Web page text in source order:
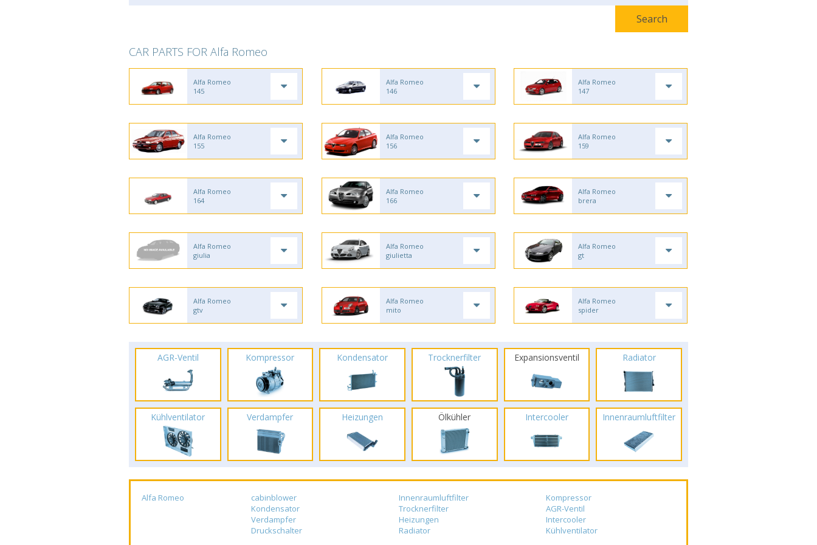
CAR PARTS FOR Alfa Romeo
Alfa Romeo
145
Alfa Romeo
146
Alfa Romeo
147
Alfa Romeo
155
Alfa Romeo
156
Alfa Romeo
159
Alfa Romeo
164
Alfa Romeo
166
Alfa Romeo
brera
Alfa Romeo
giulia
Alfa Romeo
giulietta
Alfa Romeo
gt
Alfa Romeo
gtv
Alfa Romeo
mito
Alfa Romeo
spider
AGR-Ventil Kompressor Kondensator Trocknerfilter Expansionsventil Radiator
Kühlventilator Verdampfer Heizungen Ölkühler Intercooler Innenraumluftfilter
Alfa Romeo cabinblower Innenraumluftfilter
Kompressor
Kondensator
Trocknerfilter
AGR-Ventil
Verdampfer
Heizungen
Intercooler
Druckschalter
Radiator Kühlventilator